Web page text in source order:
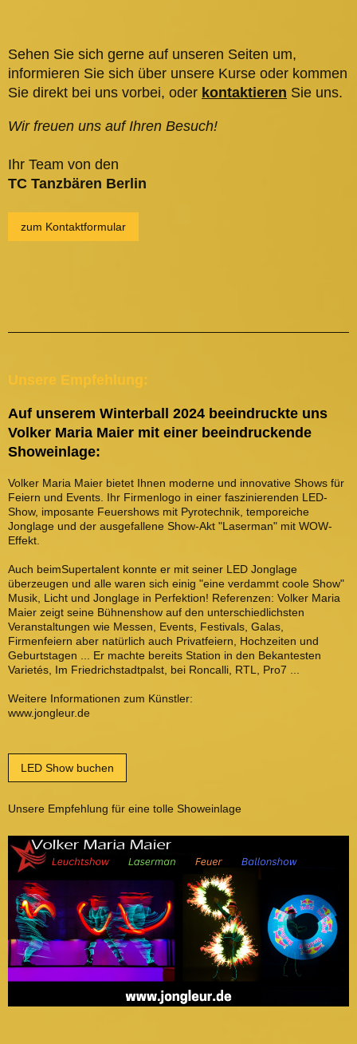
Sehen Sie sich gerne auf unseren Seiten um,
informieren Sie sich über unsere Kurse oder kommen
Sie direkt bei uns vorbei, oder kontaktieren Sie uns.
Wir freuen uns auf Ihren Besuch!
Ihr Team von den
TC Tanzbären Berlin
zum Kontaktformular
Unsere Empfehlung:
Auf unserem Winterball 2024 beeindruckte uns
Volker Maria Maier mit einer beeindruckende
Showeinlage:
Volker Maria Maier bietet Ihnen moderne und innovative Shows für
Feiern und Events. Ihr Firmenlogo in einer faszinierenden LED-
Show, imposante Feuershows mit Pyrotechnik, temporeiche
Jonglage und der ausgefallene Show-Akt "Laserman" mit WOW-
Effekt.
Auch beimSupertalent konnte er mit seiner LED Jonglage
überzeugen und alle waren sich einig "eine verdammt coole Show"
Musik, Licht und Jonglage in Perfektion! Referenzen: Volker Maria
Maier zeigt seine Bühnenshow auf den unterschiedlichsten
Veranstaltungen wie Messen, Events, Festivals, Galas,
Firmenfeiern aber natürlich auch Privatfeiern, Hochzeiten und
Geburtstagen ... Er machte bereits Station in den Bekantesten
Varietés, Im Friedrichstadtpalst, bei Roncalli, RTL, Pro7 ...
Weitere Informationen zum Künstler:
www.jongleur.de
LED Show buchen
Unsere Empfehlung für eine tolle Showeinlage